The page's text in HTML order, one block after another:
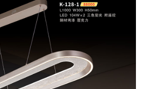
同意申辦者引起之損失，本公司不負相關責
時，將依據個別帳號之用戶狀況，依本公司即
若仍有額度不足之情形，本公司將視審查結果
使用他人資訊註冊。若發現惡意使用之情形，
停止該用戶之使用額度並採取法律行動。